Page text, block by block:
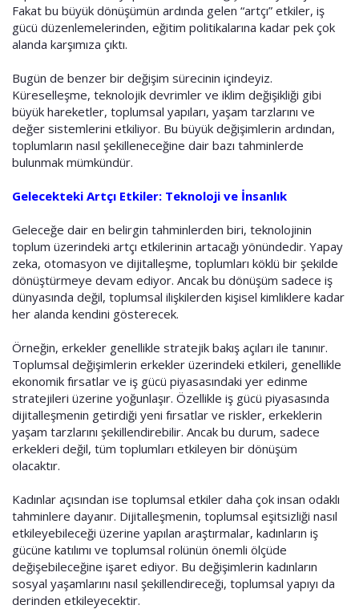
Fakat bu büyük dönüşümün ardında gelen “artçı” etkiler, iş
gücü düzenlemelerinden, eğitim politikalarına kadar pek çok
alanda karşımıza çıktı.
Bugün de benzer bir değişim sürecinin içindeyiz.
Küreselleşme, teknolojik devrimler ve iklim değişikliği gibi
büyük hareketler, toplumsal yapıları, yaşam tarzlarını ve
değer sistemlerini etkiliyor. Bu büyük değişimlerin ardından,
toplumların nasıl şekilleneceğine dair bazı tahminlerde
bulunmak mümkündür.
Gelecekteki Artçı Etkiler: Teknoloji ve İnsanlık
Geleceğe dair en belirgin tahminlerden biri, teknolojinin
toplum üzerindeki artçı etkilerinin artacağı yönündedir. Yapay
zeka, otomasyon ve dijitalleşme, toplumları köklü bir şekilde
dönüştürmeye devam ediyor. Ancak bu dönüşüm sadece iş
dünyasında değil, toplumsal ilişkilerden kişisel kimliklere kadar
her alanda kendini gösterecek.
Örneğin, erkekler genellikle stratejik bakış açıları ile tanınır.
Toplumsal değişimlerin erkekler üzerindeki etkileri, genellikle
ekonomik fırsatlar ve iş gücü piyasasındaki yer edinme
stratejileri üzerine yoğunlaşır. Özellikle iş gücü piyasasında
dijitalleşmenin getirdiği yeni fırsatlar ve riskler, erkeklerin
yaşam tarzlarını şekillendirebilir. Ancak bu durum, sadece
erkekleri değil, tüm toplumları etkileyen bir dönüşüm
olacaktır.
Kadınlar açısından ise toplumsal etkiler daha çok insan odaklı
tahminlere dayanır. Dijitalleşmenin, toplumsal eşitsizliği nasıl
etkileyebileceği üzerine yapılan araştırmalar, kadınların iş
gücüne katılımı ve toplumsal rolünün önemli ölçüde
değişebileceğine işaret ediyor. Bu değişimlerin kadınların
sosyal yaşamlarını nasıl şekillendireceği, toplumsal yapıyı da
derinden etkileyecektir.